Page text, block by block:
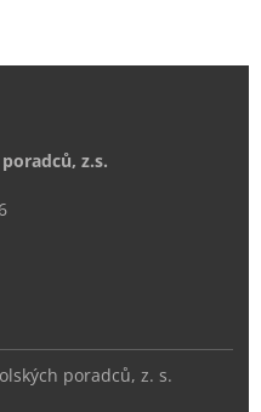
z.s.
poradců, z. s.